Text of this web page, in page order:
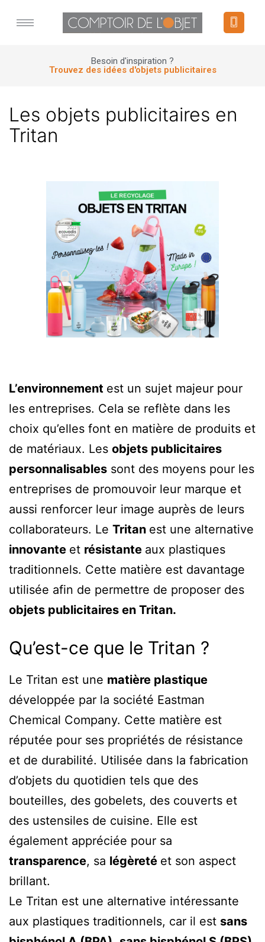
Besoin d'inspiration ?
Trouvez des idées d'objets publicitaires
Les objets publicitaires en
Tritan
L’environnement est un sujet majeur pour
les entreprises. Cela se reflète dans les
choix qu’elles font en matière de produits et
de matériaux. Les objets publicitaires
personnalisables sont des moyens pour les
entreprises de promouvoir leur marque et
aussi renforcer leur image auprès de leurs
collaborateurs. Le Tritan est une alternative
innovante et résistante aux plastiques
traditionnels. Cette matière est davantage
utilisée afin de permettre de proposer des
objets publicitaires en Tritan.
Qu’est-ce que le Tritan ?
Le Tritan est une matière plastique
développée par la société Eastman
Chemical Company. Cette matière est
réputée pour ses propriétés de résistance
et de durabilité. Utilisée dans la fabrication
d’objets du quotidien tels que des
bouteilles, des gobelets, des couverts et
des ustensiles de cuisine. Elle est
également appréciée pour sa
transparence, sa légèreté et son aspect
brillant.
Le Tritan est une alternative intéressante
aux plastiques traditionnels, car il est sans
Panneau de gestion des cookies